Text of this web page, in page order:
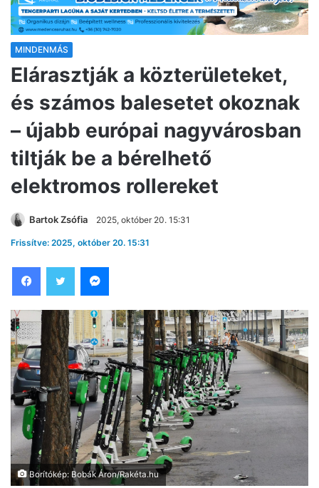
MINDENMÁS
Elárasztják a közterületeket,
és számos balesetet okoznak
– újabb európai nagyvárosban
tiltják be a bérelhető
elektromos rollereket
Bartok Zsófia 2025, október 20. 15:31
Frissítve: 2025, október 20. 15:31
Borítókép: Bobák Áron/Rakéta.hu